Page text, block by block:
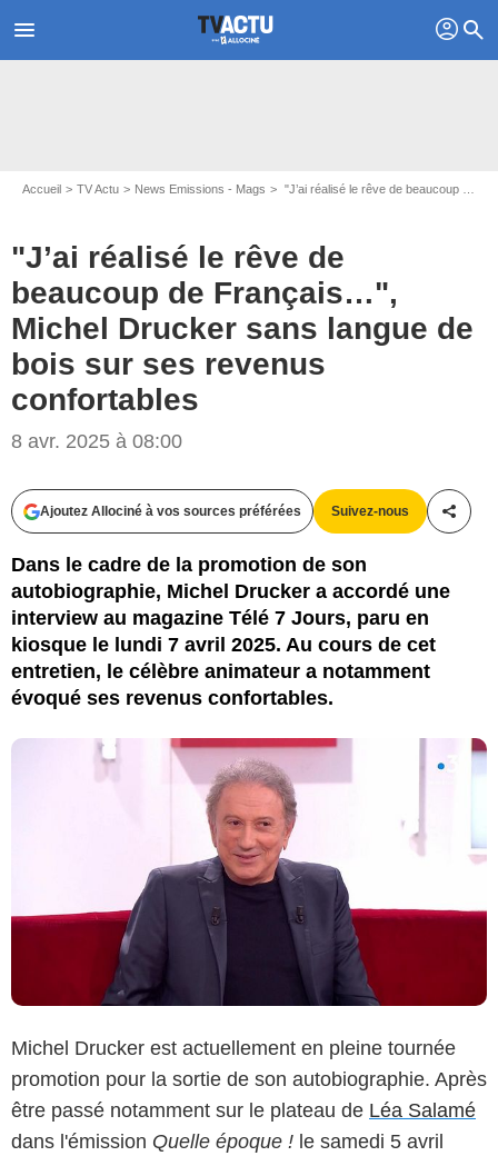
menu profil search
Accueil TV Actu News Emissions - Mags "J’ai réalisé le rêve de beaucoup de Français…", Michel Drucker sans langue de bois sur ses revenus confortables
"J’ai réalisé le rêve de
beaucoup de Français…",
Michel Drucker sans langue de
bois sur ses revenus
confortables
8 avr. 2025 à 08:00
Ajoutez Allociné à vos sources préférées Suivez-nous
Dans le cadre de la promotion de son
autobiographie, Michel Drucker a accordé une
interview au magazine Télé 7 Jours, paru en
kiosque le lundi 7 avril 2025. Au cours de cet
entretien, le célèbre animateur a notamment
évoqué ses revenus confortables.
Michel Drucker est actuellement en pleine tournée
promotion pour la sortie de son autobiographie. Après
être passé notamment sur le plateau de Léa Salamé
dans l'émission Quelle époque ! le samedi 5 avril